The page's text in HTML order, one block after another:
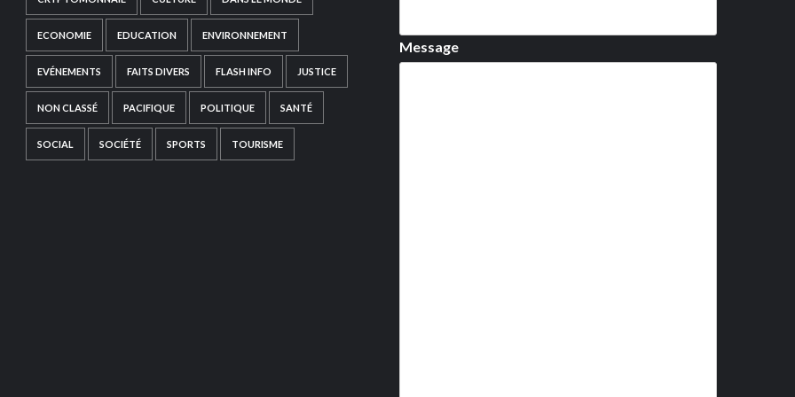
ECONOMIE EDUCATION ENVIRONNEMENT
EVÉNEMENTS FAITS DIVERS FLASH INFO JUSTICE
NON CLASSÉ PACIFIQUE POLITIQUE SANTÉ
SOCIAL SOCIÉTÉ SPORTS TOURISME
Message